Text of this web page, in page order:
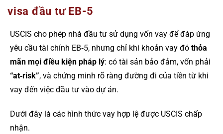
visa đầu tư EB-5
USCIS cho phép nhà đầu tư sử dụng vốn vay để đáp ứng
yêu cầu tài chính EB‑5, nhưng chỉ khi khoản vay đó thỏa
mãn mọi điều kiện pháp lý: có tài sản bảo đảm, vốn phải
“at‑risk”, và chứng minh rõ ràng đường đi của tiền từ khi
vay đến việc đầu tư vào dự án.
Dưới đây là các hình thức vay hợp lệ được USCIS chấp
nhận.